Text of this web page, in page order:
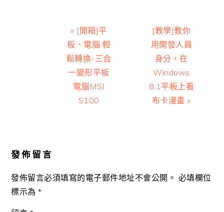
Previous
Post:
« [開箱]平
板、電腦 輕
鬆轉換-三合
一變形平板
電腦MSI
S100
Next
Post:
[教學]教你
用開發人員
身分，在
Windows
8.1平板上看
布卡漫畫 »
發佈留言
發佈留言必須填寫的電子郵件地址不會公開。 必填欄位
標示為*